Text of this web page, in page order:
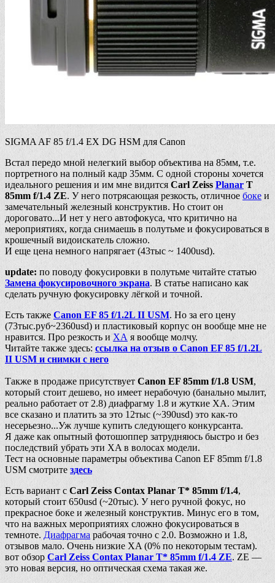
SIGMA AF 85 f/1.4 EX DG HSM для Canon
Встал передо мной нелегкий выбор объектива на 85мм, т.е.
портретного на полный кадр 35мм. С одной стороны хочется
идеального решения и им мне видится Carl Zeiss Planar T
85mm f/1.4 ZE. У него потрясающая резкость, отличное боке и
замечательный железный конструктив. Но стоит он
дороговато...И нет у него автофокуса, что критично на
мероприятиях, когда снимаешь в полутьме и фокусироваться в
крошечный видоискатель сложно.
И еще цена немного напрягает (43тыс ~ 1400usd).
update: по поводу фокусировки в полутьме читайте статью
Замена фокусировочного экрана. В статье написано как
сделать ручную фокусировку лёгкой и точной.
Есть также Canon EF 85 f/1.2L II USM. Но за его цену
(73тыс.руб~2360usd) и пластиковый корпус он вообще мне не
нравится. Про резкость и ХА я вообще молчу.
Читайте также здесь: ссылка на отзыв о Canon EF 85 f/1.2L
II USM и снимки с него
Также в продаже присутствует Canon EF 85mm f/1.8 USM,
который стоит дешево, но имеет нерабочую (банально мылит,
реально работает от 2.8) диафрагму 1.8 и жуткие XA. Этим
все сказано и платить за это 12тыс (~390usd) это как-то
несерьезно...Уж лучше купить следующего конкурсанта.
Я даже как опытный фотошоппер затрудняюсь быстро и без
последствий убрать эти XA в волосах модели.
Тест на основные параметры объектива Canon EF 85mm f/1.8
USM смотрите здесь
Есть вариант с Carl Zeiss Contax Planar T* 85mm f/1.4,
который стоит 650usd (~20тыс). У него ручной фокус, но
прекрасное боке и железный конструктив. Минус его в том,
что на важных мероприятиях сложно фокусироваться в
темноте. Диафрагма рабочая точно с 2.0. Возможно и 1.8,
отзывов мало. Очень низкие XA (0% по некоторым тестам).
вот обзор Carl Zeiss Contax Planar T* 85mm f/1.4 ZE. ZE —
это новая версия, но оптическая схема такая же.